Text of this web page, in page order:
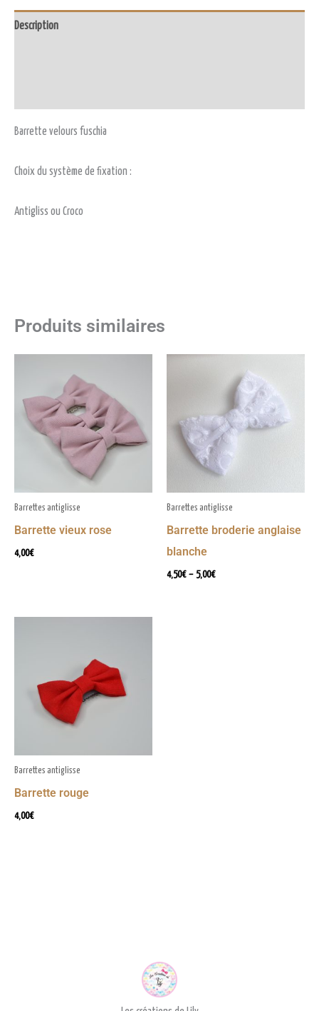
Description
Barrette velours fuschia
Choix du système de fixation :
Antigliss ou Croco
Produits similaires
Barrettes antiglisse
Barrette vieux rose
4,00€
Barrettes antiglisse
Barrette broderie anglaise
blanche
4,50€ – 5,00€
prix :
à
5,00€
Barrettes antiglisse
Barrette rouge
4,00€